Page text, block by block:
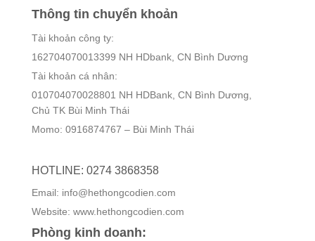
Thông tin chuyển khoản
Tài khoản công ty:
162704070013399 NH HDbank, CN Bình Dương
Tài khoản cá nhân:
010704070028801 NH HDBank, CN Bình Dương,
Chủ TK Bùi Minh Thái
Momo: 0916874767 – Bùi Minh Thái
HOTLINE: 0274 3868358
Email: info@hethongcodien.com
Website: www.hethongcodien.com
Phòng kinh doanh: